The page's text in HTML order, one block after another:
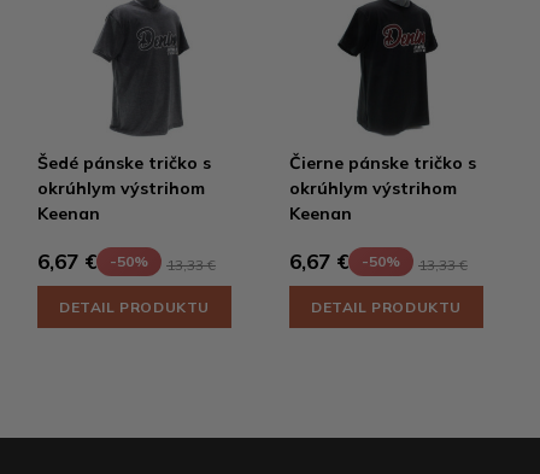
Šedé pánske tričko s
okrúhlym výstrihom
Keenan
6,67 € -50% 13,33 €
DETAIL PRODUKTU
Čierne pánske tričko s
okrúhlym výstrihom
Keenan
6,67 € -50% 13,33 €
DETAIL PRODUKTU